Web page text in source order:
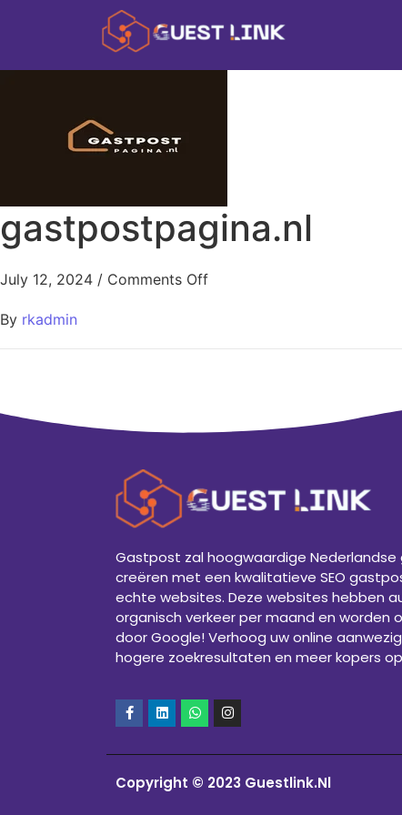
gastpostpagina.nl
July 12, 2024 / Comments Off
By rkadmin
Gastpost zal hoogwaardige
creëren met een kwalitatieve SEO
echte websites. Deze websites hebben
organisch verkeer per maand en worden
door Google! Verhoog uw online
hogere zoekresultaten en meer kopers
Copyright © 2023 Guestlink.Nl